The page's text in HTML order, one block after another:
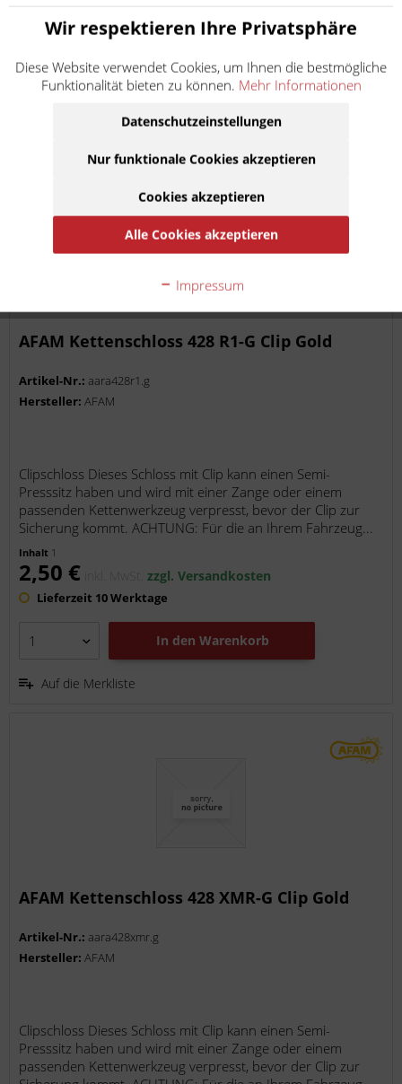
5,90 € inkl. MwSt. zzgl. Versandkosten
Lieferzeit ca. 1 Werktag
In den Warenkorb
Auf die Merkliste
AFAM Kettenschloss 428 R1-G Clip Gold
Artikel-Nr.: aara428r1.g
Hersteller:AFAM
Clipschloss Dieses Schloss mit Clip kann einen Semi-
Presssitz haben und wird mit einer Zange oder einem
passenden Kettenwerkzeug verpresst, bevor der Clip zur
Sicherung kommt. ACHTUNG: Für die an Ihrem Fahrzeug...
Inhalt 1
2,50 € inkl. MwSt.zzgl. Versandkosten
Lieferzeit 10 Werktage
In den Warenkorb
Auf die Merkliste
AFAM Kettenschloss 428 XMR-G Clip Gold
Artikel-Nr.: aara428xmr.g
Hersteller:AFAM
Clipschloss Dieses Schloss mit Clip kann einen Semi-
Presssitz haben und wird mit einer Zange oder einem
passenden Kettenwerkzeug verpresst, bevor der Clip zur
Wir respektieren Ihre Privatsphäre
Diese Website verwendet Cookies, um Ihnen die bestmögliche
Funktionalität bieten zu können. Mehr Informationen
Datenschutzeinstellungen
Nur funktionale Cookies akzeptieren
Cookies akzeptieren
Alle Cookies akzeptieren
Impressum